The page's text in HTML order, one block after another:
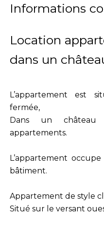
Informations
Location
dans un
L’appartement est
fermée,
Dans un
appartements.
L’appartement
bâtiment.
Appartement de style
Situé sur le versant